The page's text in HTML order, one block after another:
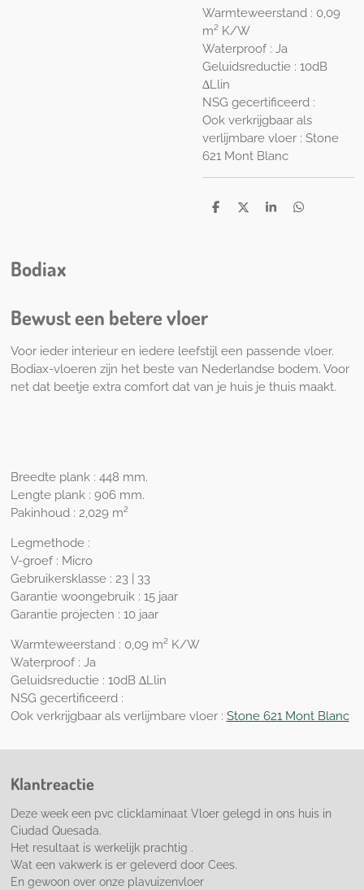
Warmteweerstand : 0,09
m² K/W
Waterproof : Ja
Geluidsreductie : 10dB
∆Llin
NSG gecertificeerd :
Ook verkrijgbaar als
verlijmbare vloer : Stone
621 Mont Blanc
D
D
S
D
Bodiax
Bewust een betere vloer
Voor ieder interieur en iedere leefstijl een passende vloer.
Bodiax-vloeren zijn het beste van Nederlandse bodem. Voor
net dat beetje extra comfort dat van je huis je thuis maakt.
Breedte plank : 448 mm.
Lengte plank : 906 mm.
Pakinhoud : 2,029 m²
Legmethode :
V-groef : Micro
Gebruikersklasse : 23 | 33
Garantie woongebruik : 15 jaar
Garantie projecten : 10 jaar
Warmteweerstand : 0,09 m² K/W
Waterproof : Ja
Geluidsreductie : 10dB ∆Llin
NSG gecertificeerd :
Ook verkrijgbaar als verlijmbare vloer : Stone 621 Mont Blanc
Klantreactie
Deze week een pvc clicklaminaat Vloer gelegd in ons huis in
Ciudad Quesada.
Het resultaat is werkelijk prachtig .
Wat een vakwerk is er geleverd door Cees.
En gewoon over onze plavuizenvloer